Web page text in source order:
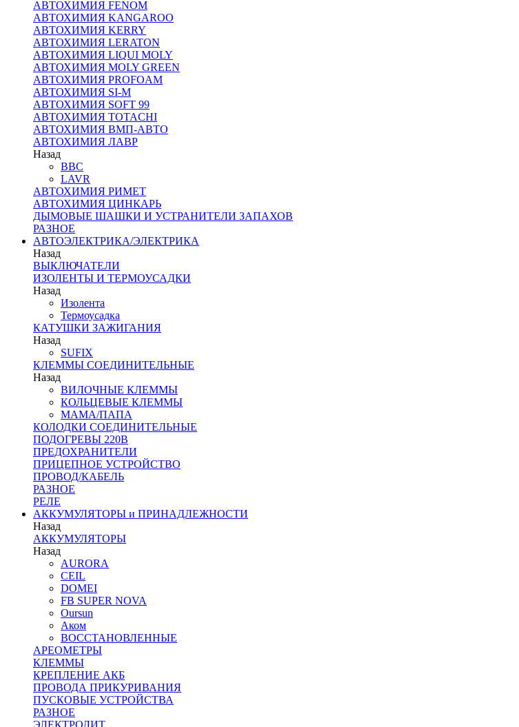
АВТОХИМИЯ FENOM
АВТОХИМИЯ KANGAROO
АВТОХИМИЯ KERRY
АВТОХИМИЯ LERATON
АВТОХИМИЯ LIQUI MOLY
АВТОХИМИЯ MOLY GREEN
АВТОХИМИЯ PROFOAM
АВТОХИМИЯ SI-M
АВТОХИМИЯ SOFT 99
АВТОХИМИЯ TOTACHI
АВТОХИМИЯ ВМП-АВТО
АВТОХИМИЯ ЛАВР
Назад
BBC
LAVR
АВТОХИМИЯ РИМЕТ
АВТОХИМИЯ ЦИНКАРЬ
ДЫМОВЫЕ ШАШКИ И УСТРАНИТЕЛИ ЗАПАХОВ
РАЗНОЕ
АВТОЭЛЕКТРИКА/ЭЛЕКТРИКА
Назад
ВЫКЛЮЧАТЕЛИ
ИЗОЛЕНТЫ И ТЕРМОУСАДКИ
Назад
Изолента
Термоусадка
КАТУШКИ ЗАЖИГАНИЯ
Назад
SUFIX
КЛЕММЫ СОЕДИНИТЕЛЬНЫЕ
Назад
ВИЛОЧНЫЕ КЛЕММЫ
КОЛЬЦЕВЫЕ КЛЕММЫ
МАМА/ПАПА
КОЛОДКИ СОЕДИНИТЕЛЬНЫЕ
ПОДОГРЕВЫ 220В
ПРЕДОХРАНИТЕЛИ
ПРИЦЕПНОЕ УСТРОЙСТВО
ПРОВОД/КАБЕЛЬ
РАЗНОЕ
РЕЛЕ
АККУМУЛЯТОРЫ и ПРИНАДЛЕЖНОСТИ
Назад
АККУМУЛЯТОРЫ
Назад
AURORA
CEIL
DOMEI
FB SUPER NOVA
Oursun
Аком
ВОССТАНОВЛЕННЫЕ
АРЕОМЕТРЫ
КЛЕММЫ
КРЕПЛЕНИЕ АКБ
ПРОВОДА ПРИКУРИВАНИЯ
ПУСКОВЫЕ УСТРОЙСТВА
РАЗНОЕ
ЭЛЕКТРОЛИТ